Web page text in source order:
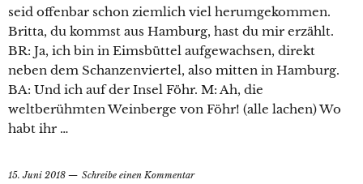
seid offenbar schon ziemlich viel herumgekommen.
Britta, du kommst aus Hamburg, hast du mir erzählt.
BR: Ja, ich bin in Eimsbüttel aufgewachsen, direkt
neben dem Schanzenviertel, also mitten in Hamburg.
BA: Und ich auf der Insel Föhr. M: Ah, die
weltberühmten Weinberge von Föhr! (alle lachen) Wo
habt ihr …
15. Juni 2018
Schreibe einen Kommentar